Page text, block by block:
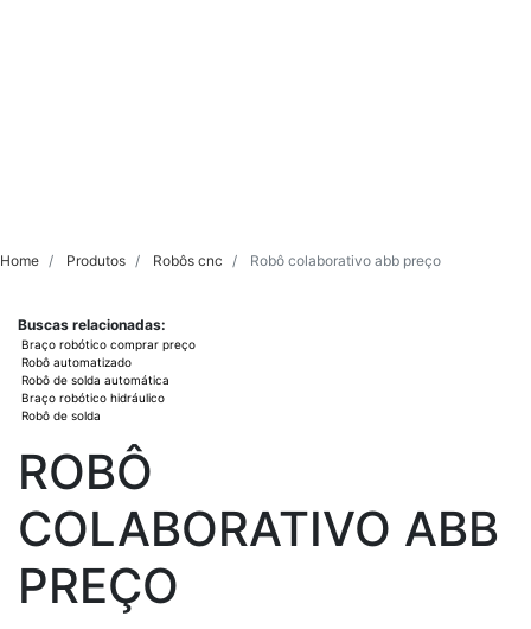
Home Produtos Robôs cnc Robô colaborativo abb preço
Buscas relacionadas:
Braço robótico comprar preço
Robô automatizado
Robô de solda automática
Braço robótico hidráulico
Robô de solda
ROBÔ
COLABORATIVO ABB
PREÇO